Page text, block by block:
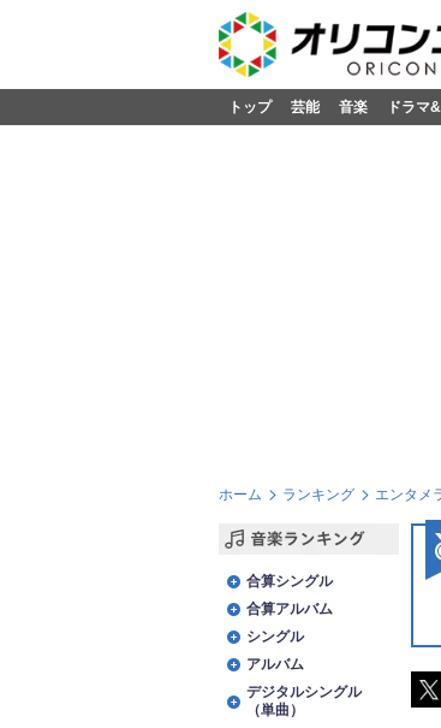
トップ 芸能 音楽 ドラマ
ホーム ランキング エンタメ
合算シングル
合算アルバム
シングル
アルバム
デジタルシングル
（単曲）